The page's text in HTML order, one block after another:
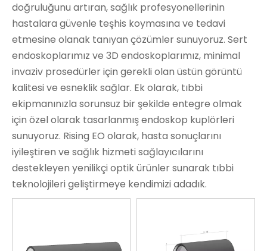
doğruluğunu artıran, sağlık profesyonellerinin
hastalara güvenle teşhis koymasına ve tedavi
etmesine olanak tanıyan çözümler sunuyoruz. Sert
endoskoplarımız ve 3D endoskoplarımız, minimal
invaziv prosedürler için gerekli olan üstün görüntü
kalitesi ve esneklik sağlar. Ek olarak, tıbbi
ekipmanınızla sorunsuz bir şekilde entegre olmak
için özel olarak tasarlanmış endoskop kuplörleri
sunuyoruz. Rising EO olarak, hasta sonuçlarını
iyileştiren ve sağlık hizmeti sağlayıcılarını
destekleyen yenilikçi optik ürünler sunarak tıbbi
teknolojileri geliştirmeye kendimizi adadık.